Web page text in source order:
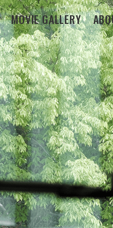
MOVIE GALLERY